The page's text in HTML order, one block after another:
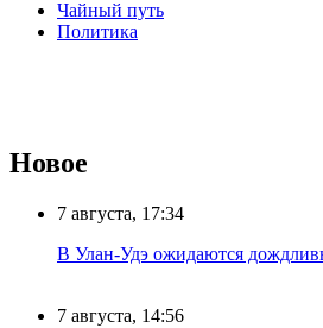
Чайный путь
Политика
Новое
7 августа, 17:34
В Улан-Удэ ожидаются
7 августа, 14:56